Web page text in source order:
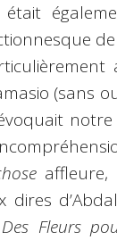
était
(sans
affleure,
dires
Des Fleurs